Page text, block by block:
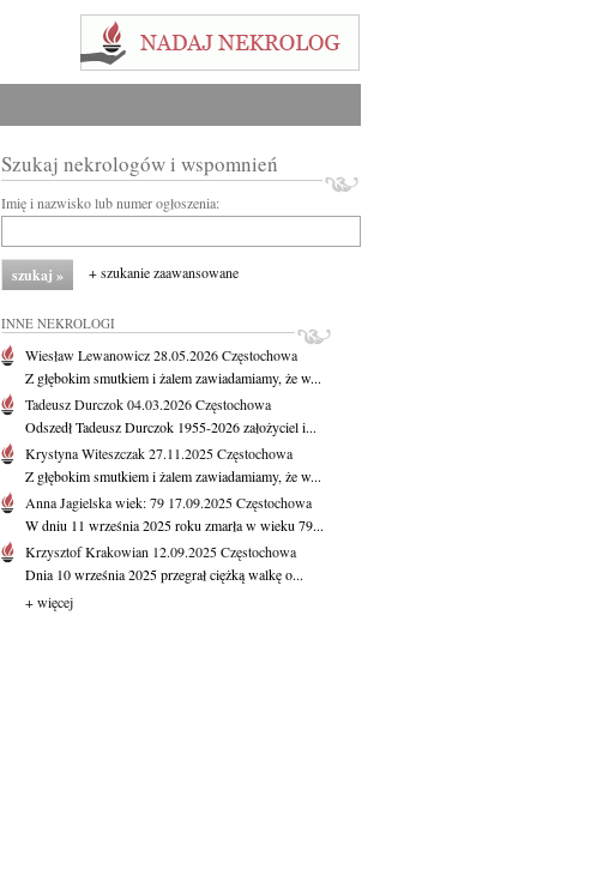
Szukaj nekrologów i wspomnień
Imię i nazwisko lub numer ogłoszenia:
+ szukanie zaawansowane
INNE NEKROLOGI
Wiesław Lewanowicz28.05.2026Częstochowa
Z głębokim smutkiem i żalem zawiadamiamy, że w...
Tadeusz Durczok04.03.2026Częstochowa
Odszedł Tadeusz Durczok 1955-2026 założyciel i...
Krystyna Witeszczak27.11.2025Częstochowa
Z głębokim smutkiem i żalem zawiadamiamy, że w...
Anna Jagielskawiek: 79 17.09.2025Częstochowa
W dniu 11 września 2025 roku zmarła w wieku 79...
Krzysztof Krakowian 12.09.2025Częstochowa
Dnia 10 września 2025 przegrał ciężką walkę o...
+ więcej